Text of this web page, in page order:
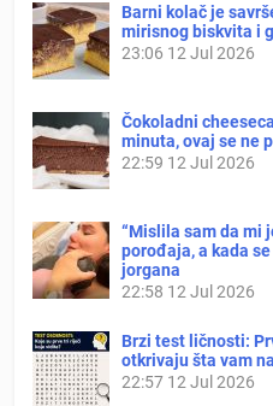
Barni kolač je
mirisnog biskvita i
23:06 12 Jul 2026
Čokoladni
minuta, ovaj se ne
22:59 12 Jul 2026
“Mislila sam da mi
porođaja, a kada
jorgana
22:58 12 Jul 2026
Brzi test ličnosti:
otkrivaju šta vam
22:57 12 Jul 2026